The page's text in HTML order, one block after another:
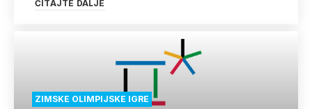
ČITAJTE DALJE
ZIMSKE OLIMPIJSKE IGRE